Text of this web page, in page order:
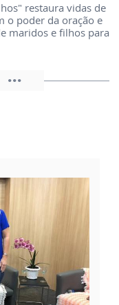
restaura vidas de
o poder da oração e
maridos e filhos para